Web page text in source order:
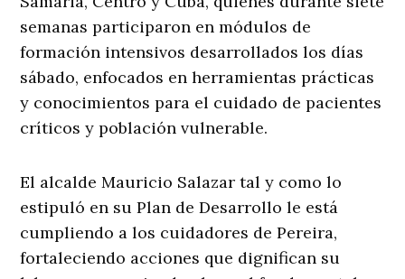
semanas participaron en módulos de
formación intensivos desarrollados los días
sábado, enfocados en herramientas prácticas
y conocimientos para el cuidado de pacientes
críticos y población vulnerable.
El alcalde Mauricio Salazar tal y como lo
estipuló en su Plan de Desarrollo le está
cumpliendo a los cuidadores de Pereira,
fortaleciendo acciones que dignifican su